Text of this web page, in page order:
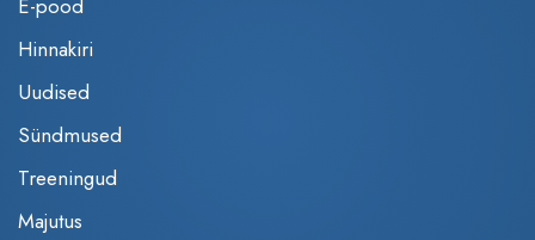
Hinnakiri
Uudised
Sündmused
Treeningud
Majutus